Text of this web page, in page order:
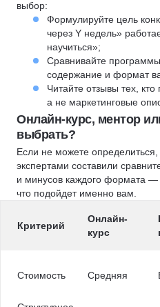
выбор:
Формулируйте цель
через Y недель»
научиться»;
Сравнивайте
содержание и формат
Читайте отзывы тех, кто
а не маркетинговые
Онлайн-курс, ментор
выбрать?
Если не можете
экспертами составили
и минусов каждого формата —
что подойдет именно вам.
Критерий
Онлайн-
курс
Стоимость Средняя